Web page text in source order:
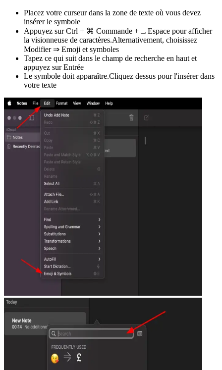
Placez votre curseur dans la zone de texte où vous devez
insérer le symbole
Appuyez sur Ctrl + ⌘ Commande + ⎵ Espace pour afficher
la visionneuse de caractères.Alternativement, choisissez
Modifier ⇒ Emoji et symboles
Tapez ce qui suit dans le champ de recherche en haut et
appuyez sur Entrée
Le symbole doit apparaître.Cliquez dessus pour l'insérer dans
votre texte